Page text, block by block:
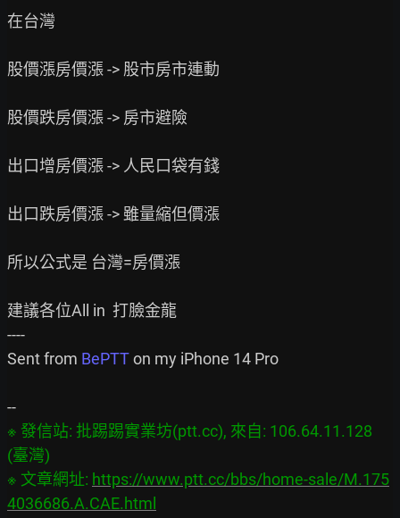
在台灣
股價漲房價漲 -> 股市房市連動
股價跌房價漲 -> 房市避險
出口增房價漲 -> 人民口袋有錢
出口跌房價漲 -> 雖量縮但價漲
所以公式是 台灣=房價漲
建議各位All in  打臉金龍
----
Sent from BePTT on my iPhone 14 Pro
※ 發信站: 批踢踢實業坊(ptt.cc), 來自: 106.64.11.128
(臺灣)
※ 文章網址: https://www.ptt.cc/bbs/home-sale/M.175
4036686.A.CAE.html